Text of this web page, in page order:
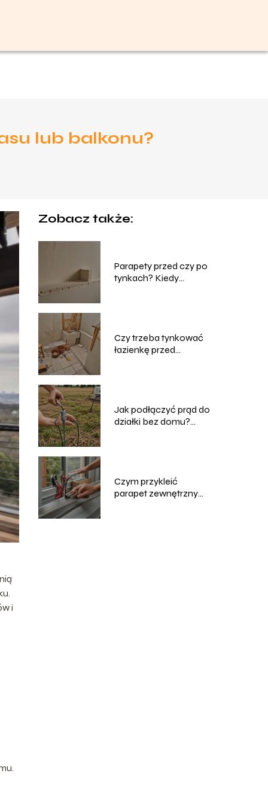
lub balkonu?
i
Zobacz także:
Parapety przed czy po
tynkach? Kiedy
Czy trzeba tynkować
łazienkę przed
Jak podłączyć prąd do
działki bez domu?
Czym przykleić
parapet zewnętrzny